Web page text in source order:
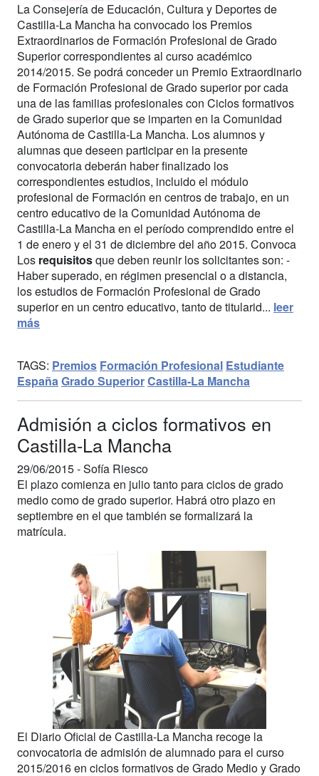
La Consejería de Educación, Cultura y Deportes de
Castilla-La Mancha ha convocado los Premios
Extraordinarios de Formación Profesional de Grado
Superior correspondientes al curso académico
2014/2015. Se podrá conceder un Premio Extraordinario
de Formación Profesional de Grado superior por cada
una de las familias profesionales con Ciclos formativos
de Grado superior que se imparten en la Comunidad
Autónoma de Castilla-La Mancha. Los alumnos y
alumnas que deseen participar en la presente
convocatoria deberán haber finalizado los
correspondientes estudios, incluido el módulo
profesional de Formación en centros de trabajo, en un
centro educativo de la Comunidad Autónoma de
Castilla-La Mancha en el período comprendido entre el
1 de enero y el 31 de diciembre del año 2015. Convoca
Los requisitosque deben reunir los solicitantes son: -
Haber superado, en régimen presencial o a distancia,
los estudios de Formación Profesional de Grado
superior en un centro educativo, tanto de titularid... leer
más
TAGS: Premios Formación Profesional Estudiante
EspañaGrado SuperiorCastilla-La Mancha
Admisión a ciclos formativos en
Castilla-La Mancha
29/06/2015 -Sofía Riesco
El plazo comienza en julio tanto para ciclos de grado
medio como de grado superior. Habrá otro plazo en
septiembre en el que también se formalizará la
matrícula.
El Diario Oficial de Castilla-La Mancha recoge la
convocatoria de admisión de alumnado para el curso
2015/2016 en ciclos formativos de Grado Medio y Grado